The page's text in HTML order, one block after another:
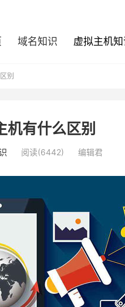
域名知识 虚拟主机知
别
机有什么区别
阅读(6442) 编辑君